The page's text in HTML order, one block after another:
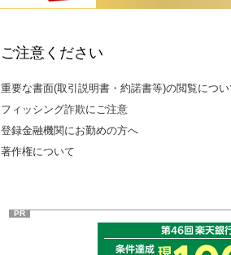
ご注意ください
重要な書面(取引説明書・約諾書等)の閲覧につ
フィッシング詐欺にご注意
登録金融機関にお勤めの方へ
著作権について
PR